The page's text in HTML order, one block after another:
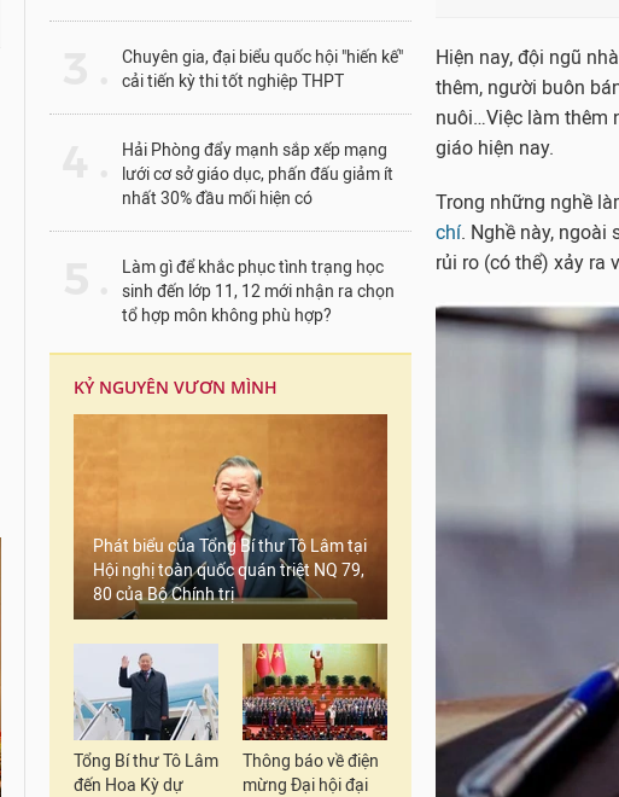
Chuyên gia, đại biểu quốc hội "hiến kế"
cải tiến kỳ thi tốt nghiệp THPT
Hải Phòng đẩy mạnh sắp xếp mạng
lưới cơ sở giáo dục, phấn đấu giảm ít
nhất 30% đầu mối hiện có
Làm gì để khắc phục tình trạng học
sinh đến lớp 11, 12 mới nhận ra chọn
tổ hợp môn không phù hợp?
KỶ NGUYÊN VƯƠN MÌNH
Phát biểu của Tổng Bí thư Tô Lâm tại
Hội nghị toàn quốc quán triệt NQ 79,
80 của Bộ Chính trị
Tổng Bí thư Tô Lâm
đến Hoa Kỳ dự
Thông báo về điện
mừng Đại hội đại
Hiện nay, đội ngũ
thêm, người buôn
nuôi…Việc làm thêm
giáo hiện nay.
Trong những nghề
chí. Nghề này, ngoài
rủi ro (có thể) xảy ra